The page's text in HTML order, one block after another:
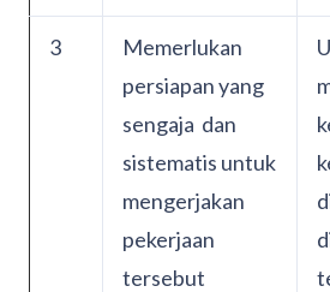
3
Memerlukan
persiapan yang
sengaja dan
sistematis untuk
mengerjakan
pekerjaan
tersebut